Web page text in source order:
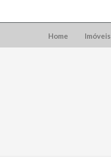
Home Imóveis